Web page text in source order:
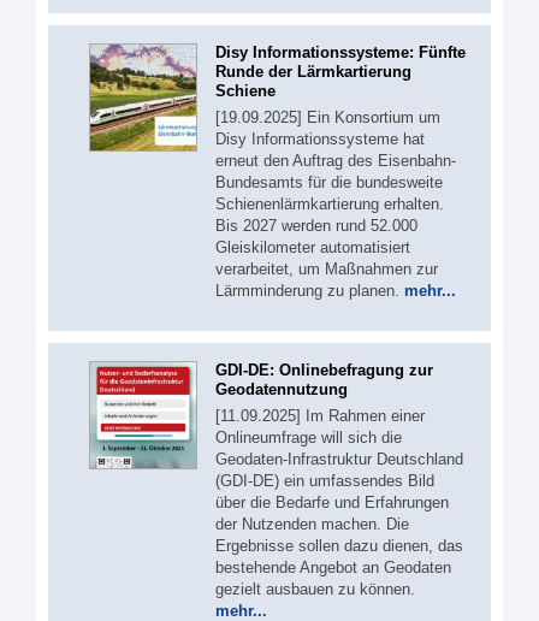
Disy Informationssysteme: Fünfte
Runde der Lärmkartierung
Schiene
[19.09.2025] Ein Konsortium um
Disy Informationssysteme hat
erneut den Auftrag des Eisenbahn-
Bundesamts für die bundesweite
Schienenlärmkartierung erhalten.
Bis 2027 werden rund 52.000
Gleiskilometer automatisiert
verarbeitet, um Maßnahmen zur
Lärmminderung zu planen. mehr...
GDI-DE: Onlinebefragung zur
Geodatennutzung
[11.09.2025] Im Rahmen einer
Onlineumfrage will sich die
Geodaten-Infrastruktur Deutschland
(GDI-DE) ein umfassendes Bild
über die Bedarfe und Erfahrungen
der Nutzenden machen. Die
Ergebnisse sollen dazu dienen, das
bestehende Angebot an Geodaten
gezielt ausbauen zu können.
mehr...